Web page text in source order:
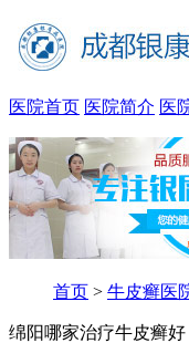
医院首页 医院简介 医
首页 > 牛皮癣医
绵阳哪家治疗牛皮癣好